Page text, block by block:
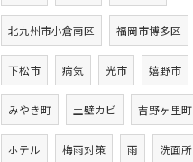
北九州市小倉南区 福岡市博多区
下松市 病気 光市 嬉野市
みやき町 土壁カビ 吉野ヶ里町
ホテル 梅雨対策 雨 洗面所